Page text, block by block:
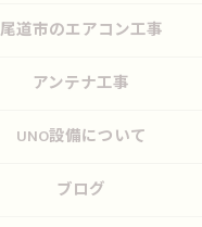
尾道市のエアコン工事
アンテナ工事
UNO設備について
ブログ